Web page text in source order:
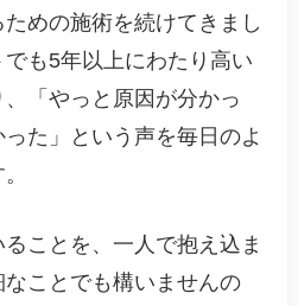
めの施術を続けてきまし
も5年以上にわたり高い
「やっと原因が分かっ
た」という声を毎日のよ
ことを、一人で抱え込ま
ことでも構いませんの